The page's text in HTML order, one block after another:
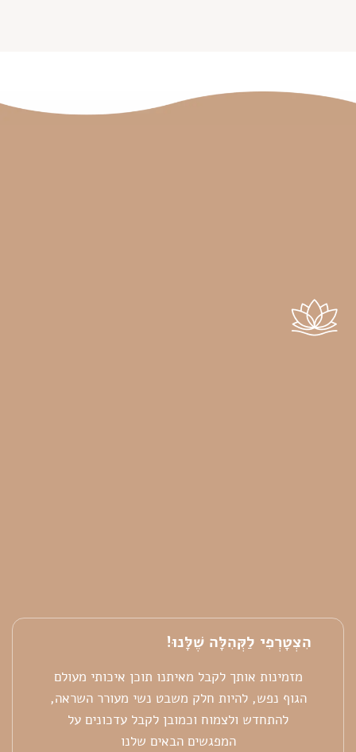
הִצְטָרְפִי לַקְּהִלָּה שֶׁלָּנוּ!
מזמינות אותך לקבל מאיתנו תוכן איכותי מעולם
הגוף נפש, להיות חלק משבט נשי מעורר השראה,
להתחדש ולצמוח וכמובן לקבל עדכונים על
המפגשים הבאים שלנו